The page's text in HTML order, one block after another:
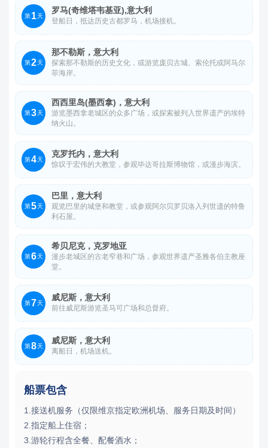
第 1天
罗马(奇维塔韦基亚),意大利
登船日，抵达历史古都罗马，机场接机。
第2天
那不勒斯，意大利
探索那不勒斯的历史文化，或游览庞贝古城、索伦托或阿马尔
菲海岸。
第3天
西西里岛(墨西拿)，意大利
游览墨西拿老城区的众多广场，或探索被列入世界遗产的埃特
纳火山。
第4天
克罗托内，意大利
惊叹于宏伟的大教堂，参观毕达哥拉斯博物馆，或漫步海滨。
第5天
巴里，意大利
观览巴里的城堡和教堂，或参观阿尔贝罗贝洛入列世遗的特鲁
利石屋。
第6天
希贝尼克，克罗地亚
漫步老城区的古老窄巷和广场，参观世界遗产圣雅各伯主教座
堂。
第7天
威尼斯，意大利
前往威尼斯游览圣马可广场和总督府。
第8天
威尼斯，意大利
离船日，机场送机。
船票包含
1.接送机服务（仅限维京指定欧洲机场、服务日期及时间）
2.指定船上住宿；
3.游轮行程含全餐、配餐酒水；